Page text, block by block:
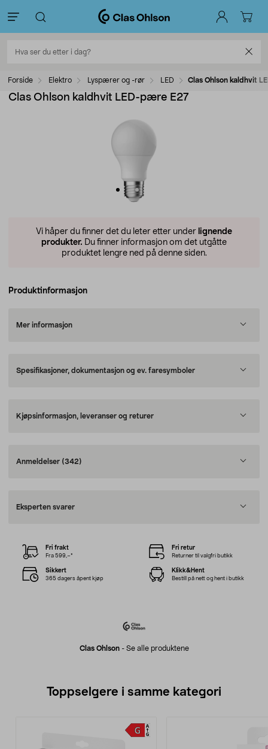
Forside Elektro Lyspærer og -rør LED Clas Ohlson kaldhvit
Clas Ohlson kaldhvit LED-pære E27
Vi håper du finner det du leter etter under lignende
produkter. Du finner informasjon om det utgåtte
produktet lengre ned på denne siden.
Produktinformasjon
Mer informasjon
Spesifikasjoner, dokumentasjon og ev. faresymboler
Kjøpsinformasjon, leveranser og returer
Anmeldelser (342)
Eksperten svarer
Clas Ohlson- Se alle produktene
Fri frakt
Fra 599,–*
Fri retur
Returner til valgfri butikk
Sikkert
365 dagers åpent kjøp
Klikk&Hent
Bestill på nett og hent i butikk
Toppselgere i samme kategori